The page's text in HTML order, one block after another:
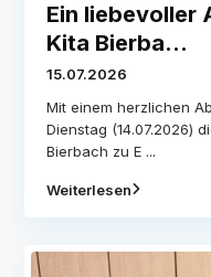
Ein liebevoller
Kita Bierba...
15.07.2026
Mit einem herzlichen
Dienstag (14.07.2026)
Bierbach zu E ...
Weiterlesen